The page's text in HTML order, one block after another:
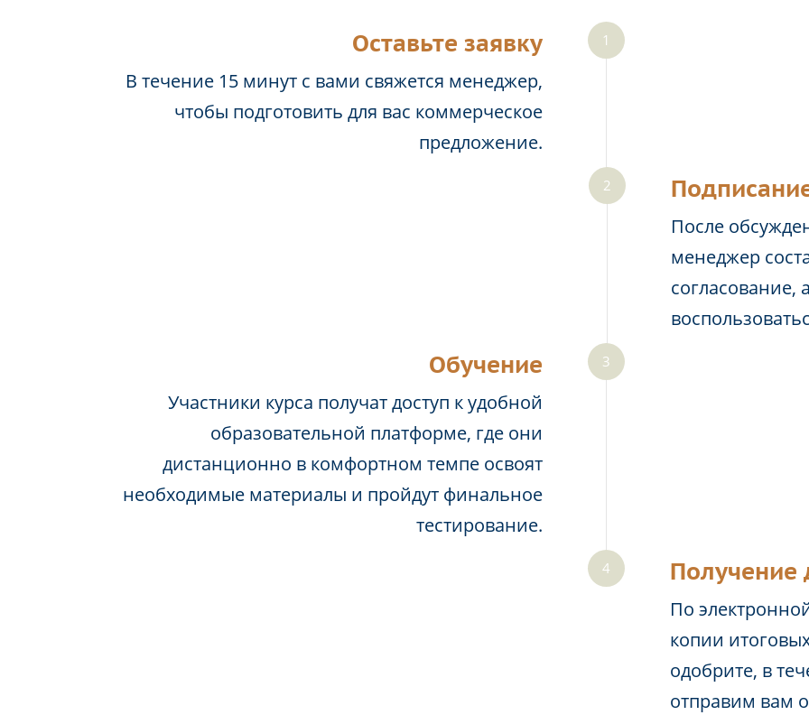
Оставьте заявку
В течение 15 минут с вами свяжется менеджер,
чтобы подготовить для вас коммерческое
предложение.
После
менеджер
Обучение
Участники курса получат доступ к удобной
образовательной платформе, где они
дистанционно в комфортном темпе освоят
необходимые материалы и пройдут финальное
тестирование.
Получение
По
копии
одобрите, в
отправим вам